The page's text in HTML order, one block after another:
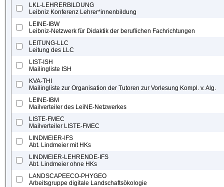
LKL-LEHRERBILDUNG
Leibniz Konferenz Lehrer*innenbildung
LEINE-IBW
Leibniz-Netzwerk für Didaktik der beruflichen Fachrichtungen
LEITUNG-LLC
Leitung des LLC
LIST-ISH
Mailingliste ISH
KVA-THI
Mailingliste zur Organisation der Tutoren zur Vorlesung Kompl. v. Alg.
LEINE-IBM
Mailverteiler des LeiNE-Netzwerkes
LISTE-FMEC
Mailverteiler LISTE-FMEC
LINDMEIER-IFS
Abt. Lindmeier mit HKs
LINDMEIER-LEHRENDE-IFS
Abt. Lindmeier ohne HKs
LANDSCAPEECO-PHYGEO
Arbeitsgruppe digitale Landschaftsökologie